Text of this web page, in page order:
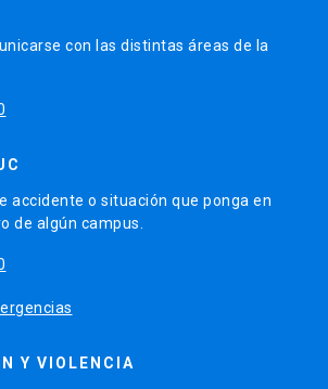
con las distintas áreas de la
accidente o situación que ponga en
de algún campus.
Y VIOLENCIA